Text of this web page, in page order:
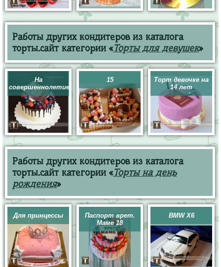
Работы других кондитеров из каталога
торты.сайт категории «Торты для девушек»
На
совершеннолетие
15
Торт девочке на
14 лет
Работы других кондитеров из каталога
торты.сайт категории «Торты на день
рождения»
Для принцессы
Паспорт врет.
Маме 18
BMW X6